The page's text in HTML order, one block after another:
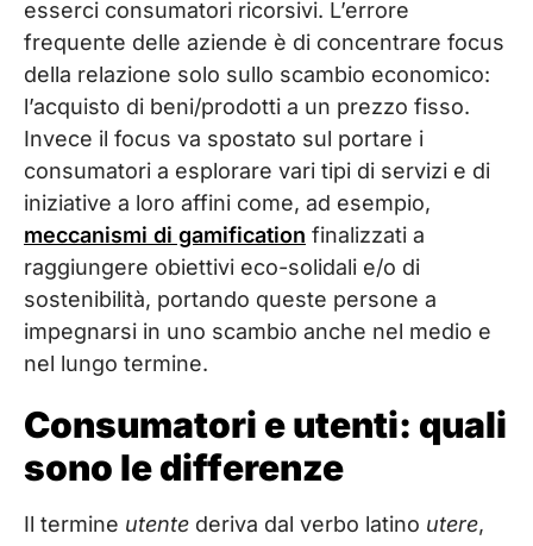
esserci consumatori ricorsivi. L’errore
frequente delle aziende è di concentrare focus
della relazione solo sullo scambio economico:
l’acquisto di beni/prodotti a un prezzo fisso.
Invece il focus va spostato sul portare i
consumatori a esplorare vari tipi di servizi e di
iniziative a loro affini come, ad esempio,
meccanismi di gamification finalizzati a
raggiungere obiettivi eco-solidali e/o di
sostenibilità, portando queste persone a
impegnarsi in uno scambio anche nel medio e
nel lungo termine.
Consumatori e utenti: quali
sono le differenze
Il termine utente deriva dal verbo latino utere,